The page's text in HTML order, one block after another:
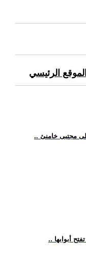
الرئيسي
مجتبى خامنئ
أبوابها